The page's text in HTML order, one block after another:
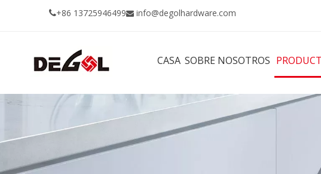
+86 13725946499 info@degolhardware.com
CASA SOBRE NOSOTROS